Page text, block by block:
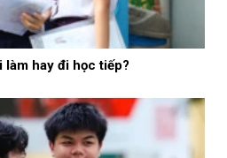
làm hay đi học tiếp?